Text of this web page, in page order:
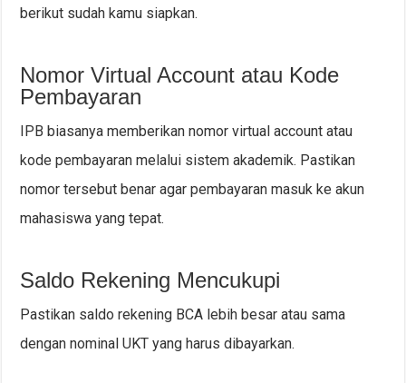
berikut sudah kamu siapkan.
Nomor Virtual Account atau Kode
Pembayaran
IPB biasanya memberikan nomor virtual account atau
kode pembayaran melalui sistem akademik. Pastikan
nomor tersebut benar agar pembayaran masuk ke akun
mahasiswa yang tepat.
Saldo Rekening Mencukupi
Pastikan saldo rekening BCA lebih besar atau sama
dengan nominal UKT yang harus dibayarkan.